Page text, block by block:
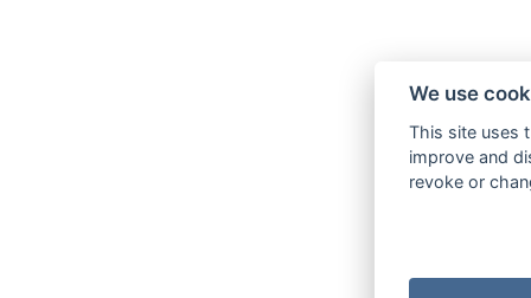
We use
This site uses
improve and
revoke or